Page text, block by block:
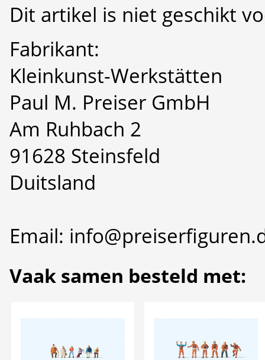
Dit artikel is niet geschikt
Fabrikant:
Kleinkunst-Werkstätten
Paul M. Preiser GmbH
Am Ruhbach 2
91628 Steinsfeld
Duitsland
Email:
Vaak samen besteld met: